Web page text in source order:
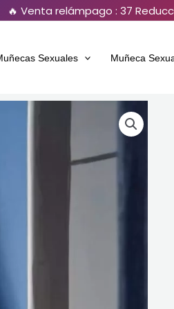
🔥 Venta relámpago : 37
Sexuales Muñeca